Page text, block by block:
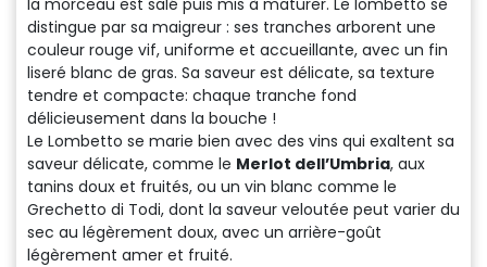
la morceau est salé puis mis à maturer. Le lombetto se
distingue par sa maigreur : ses tranches arborent une
couleur rouge vif, uniforme et accueillante, avec un fin
liseré blanc de gras. Sa saveur est délicate, sa texture
tendre et compacte: chaque tranche fond
délicieusement dans la bouche !
Le Lombetto se marie bien avec des vins qui exaltent sa
saveur délicate, comme le Merlot dell’Umbria, aux
tanins doux et fruités, ou un vin blanc comme le
Grechetto di Todi, dont la saveur veloutée peut varier du
sec au légèrement doux, avec un arrière-goût
légèrement amer et fruité.